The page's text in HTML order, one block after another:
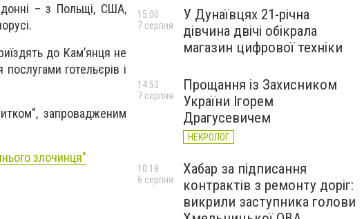
– з Польщі, США,
до Кам’янця не
готельєрів і
запровадженим
злочинця"
У Дунаївцях 21-річна
дівчина двічі обікрала
магазин цифрової техніки
15:00
7 серпня
Прощання із Захисником
України Ігорем
Драгусевичем
НЕКРОЛОГ
14:53
7 серпня
Хабар за підписання
контрактів з ремонту доріг:
викрили заступника голови
10:18
6 серпня